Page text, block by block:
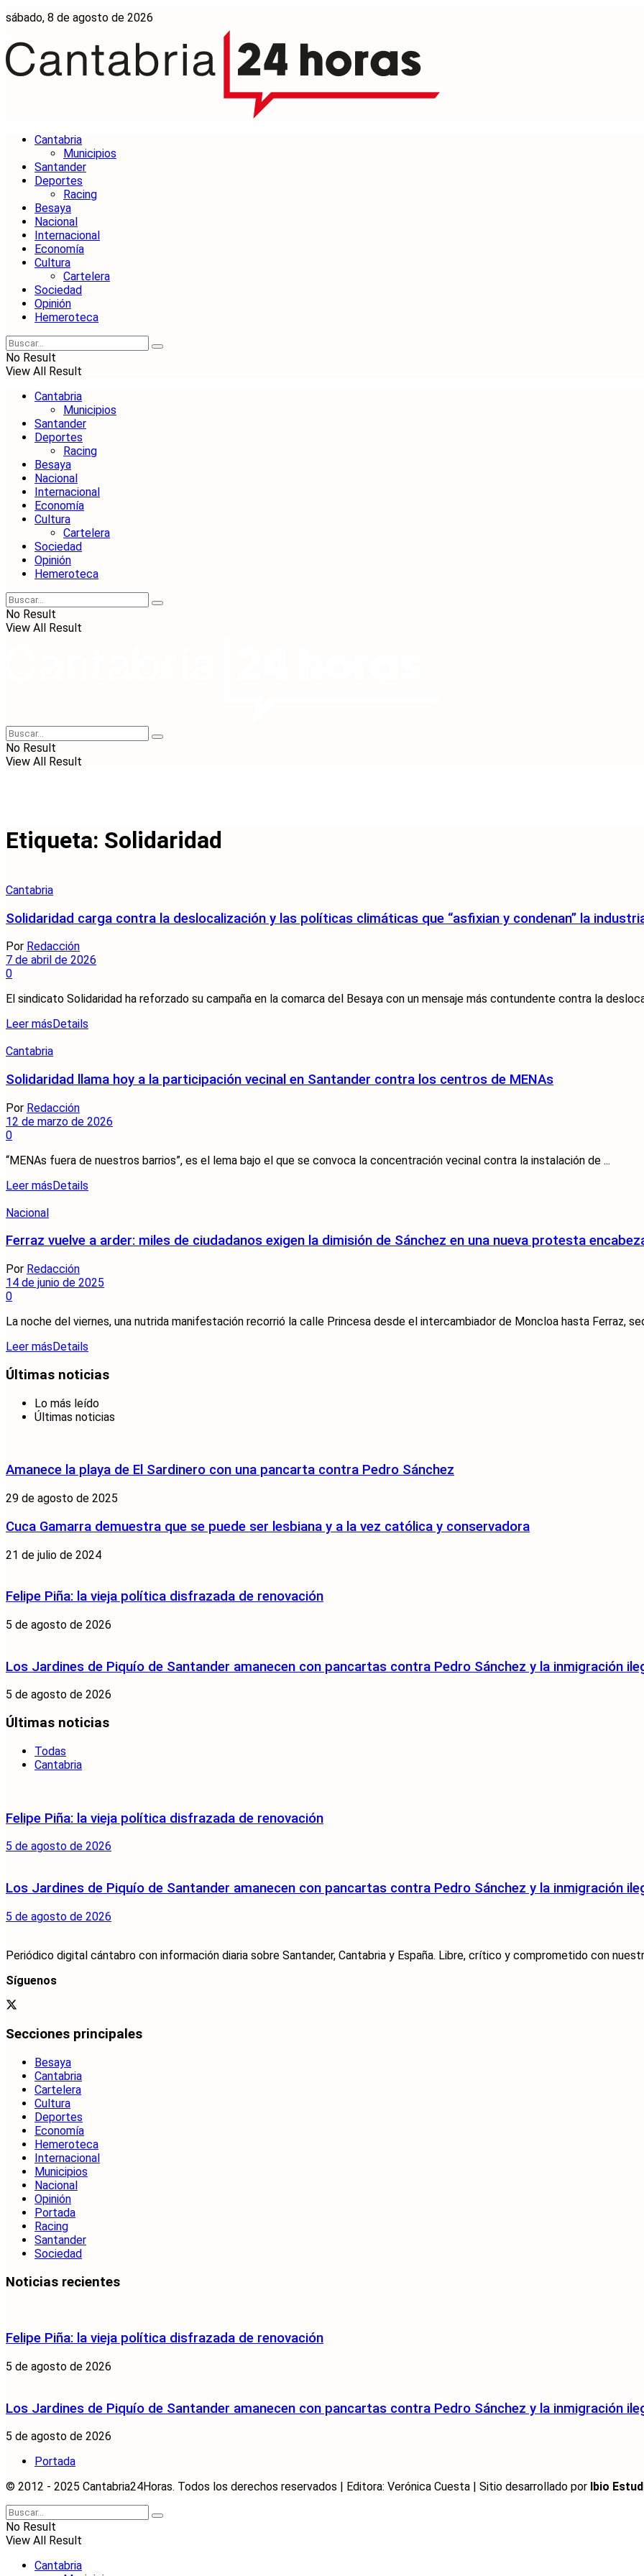
sábado, 8 de agosto de 2026
Cantabria
Municipios
Santander
Deportes
Racing
Besaya
Nacional
Internacional
Economía
Cultura
Cartelera
Sociedad
Opinión
Hemeroteca
No Result
View All Result
Cantabria
Municipios
Santander
Deportes
Racing
Besaya
Nacional
Internacional
Economía
Cultura
Cartelera
Sociedad
Opinión
Hemeroteca
No Result
View All Result
No Result
View All Result
Etiqueta: Solidaridad
Cantabria
Solidaridad carga contra la deslocalización y las políticas climáticas que “asfixian y condenan” la
Por Redacción
7 de abril de 2026
0
El sindicato Solidaridad ha reforzado su campaña en la comarca del Besaya con un mensaje más contundente contra la
Leer más Details
Cantabria
Solidaridad llama hoy a la participación vecinal en Santander contra los centros de MENAs
Por Redacción
12 de marzo de 2026
0
“MENAs fuera de nuestros barrios”, es el lema bajo el que se convoca la concentración vecinal contra la instalación de ...
Leer másDetails
Nacional
Ferraz vuelve a arder: miles de ciudadanos exigen la dimisión de Sánchez en una nueva protesta
Por Redacción
14 de junio de 2025
0
La noche del viernes, una nutrida manifestación recorrió la calle Princesa desde el intercambiador de Moncloa hasta Ferraz,
Leer más Details
Últimas noticias
Lo más leído
Últimas noticias
Amanece la playa de El Sardinero con una pancarta contra Pedro Sánchez
29 de agosto de 2025
Cuca Gamarra demuestra que se puede ser lesbiana y a la vez católica y conservadora
21 de julio de 2024
Felipe Piña: la vieja política disfrazada de renovación
5 de agosto de 2026
Los Jardines de Piquío de Santander amanecen con pancartas contra Pedro Sánchez y la inmigración
5 de agosto de 2026
Últimas noticias
Todas
Cantabria
Felipe Piña: la vieja política disfrazada de renovación
5 de agosto de 2026
Los Jardines de Piquío de Santander amanecen con pancartas contra Pedro Sánchez y la inmigración
5 de agosto de 2026
Periódico digital cántabro con información diaria sobre Santander, Cantabria y España. Libre, crítico y comprometido con
Síguenos
Secciones principales
Besaya
Cantabria
Cartelera
Cultura
Deportes
Economía
Hemeroteca
Internacional
Municipios
Nacional
Opinión
Portada
Racing
Santander
Sociedad
Noticias recientes
Felipe Piña: la vieja política disfrazada de renovación
5 de agosto de 2026
Los Jardines de Piquío de Santander amanecen con pancartas contra Pedro Sánchez y la inmigración
5 de agosto de 2026
Portada
© 2012 - 2025 Cantabria24Horas. Todos los derechos reservados | Editora: Verónica Cuesta | Sitio desarrollado por Ibio
No Result
View All Result
Cantabria